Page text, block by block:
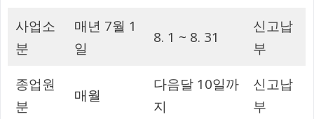
사업소
분
매년 7월 1
일
8. 1 ~ 8. 31
신고납
부
종업원
분
매월
다음달 10일까
지
신고납
부